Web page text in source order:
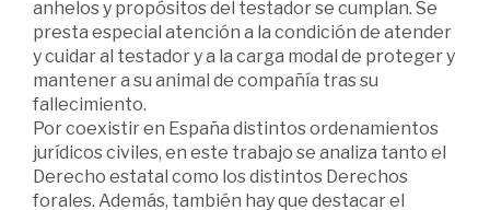
anhelos y propósitos del testador se cumplan. Se
presta especial atención a la condición de atender
y cuidar al testador y a la carga modal de proteger y
mantener a su animal de compañía tras su
fallecimiento.
Por coexistir en España distintos ordenamientos
jurídicos civiles, en este tra­bajo se analiza tanto el
Derecho estatal como los distintos Derechos
forales. Además, también hay que destacar el